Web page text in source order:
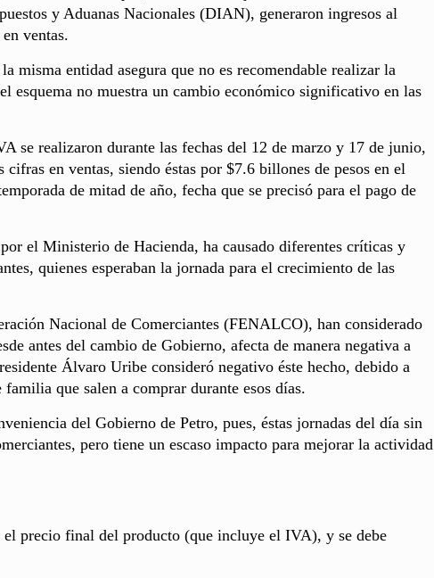
y Aduanas Nacionales (DIAN), generaron ingresos al
ventas.
misma entidad asegura que no es recomendable realizar la
esquema no muestra un cambio económico significativo en las
se realizaron durante las fechas del 12 de marzo y 17 de junio,
cifras en ventas, siendo éstas por $7.6 billones de pesos en el
de mitad de año, fecha que se precisó para el pago de
el Ministerio de Hacienda, ha causado diferentes críticas y
quienes esperaban la jornada para el crecimiento de las
Nacional de Comerciantes (FENALCO), han considerado
antes del cambio de Gobierno, afecta de manera negativa a
Álvaro Uribe consideró negativo éste hecho, debido a
que salen a comprar durante esos días.
del Gobierno de Petro, pues, éstas jornadas del día sin
pero tiene un escaso impacto para mejorar la actividad
precio final del producto (que incluye el IVA), y se debe